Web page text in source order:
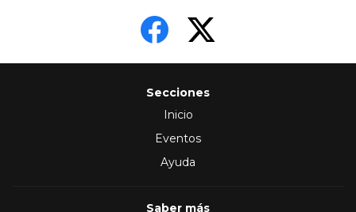
Secciones
Inicio
Eventos
Ayuda
Saber más